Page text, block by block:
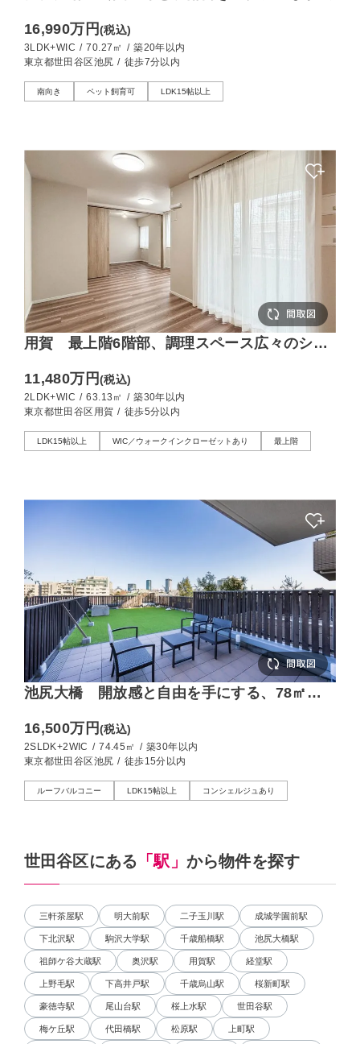
16,990万円(税込)
3LDK+WIC / 70.27㎡ / 築20年以内
東京都世田谷区池尻 / 徒歩7分以内
南向き ペット飼育可 LDK15帖以上
用賀 最上階6階部、調理スペース広々のシス
11,480万円(税込)
2LDK+WIC / 63.13㎡ / 築30年以内
東京都世田谷区用賀 / 徒歩5分以内
LDK15帖以上 WIC／ウォークインクローゼットあり 最上階
池尻大橋 開放感と自由を手にする、78㎡の
16,500万円(税込)
2SLDK+2WIC / 74.45㎡ / 築30年以内
東京都世田谷区池尻 / 徒歩15分以内
ルーフバルコニー LDK15帖以上 コンシェルジュあり
世田谷区にある 「駅」 から物件を探す
三軒茶屋駅 明大前駅 二子玉川駅 成城学園前駅
下北沢駅 駒沢大学駅 千歳船橋駅 池尻大橋駅
祖師ケ谷大蔵駅 奥沢駅 用賀駅 経堂駅
上野毛駅 下高井戸駅 千歳烏山駅 桜新町駅
豪徳寺駅 尾山台駅 桜上水駅 世田谷駅
梅ケ丘駅 代田橋駅 松原駅 上町駅